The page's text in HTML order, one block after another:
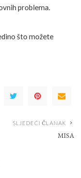
problema.
što možete
SLJEDEĆI ČLANAK
MISA